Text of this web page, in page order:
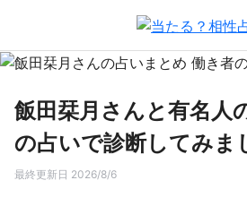
飯田栞月さんと有名人
の占いで診断してみま
最終更新日 2026/8/6